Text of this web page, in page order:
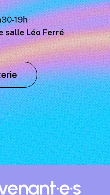
19h
salle Léo Ferré